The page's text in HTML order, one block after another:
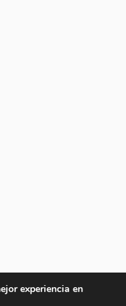
experiencia en